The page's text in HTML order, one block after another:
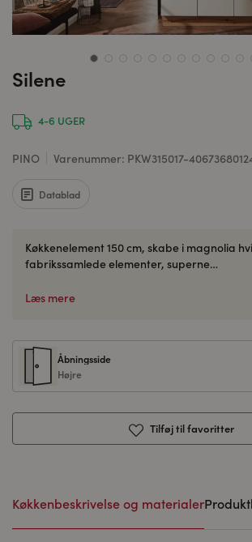
Silene
4-6 UGER
PINO Varenummer: PKW315017-
Datablad
Køkkenelement 150 cm, skabe i magnolia
fabrikssamlede elementer, superne…
Læs mere
Åbningsside
Højre
Tilføj til favoritter
Køkkenbeskrivelse og materialer